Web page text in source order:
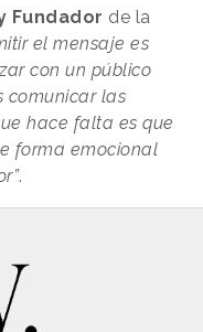
Fundador de la
el mensaje es
con un público
comunicar las
hace falta es que
forma emocional
.